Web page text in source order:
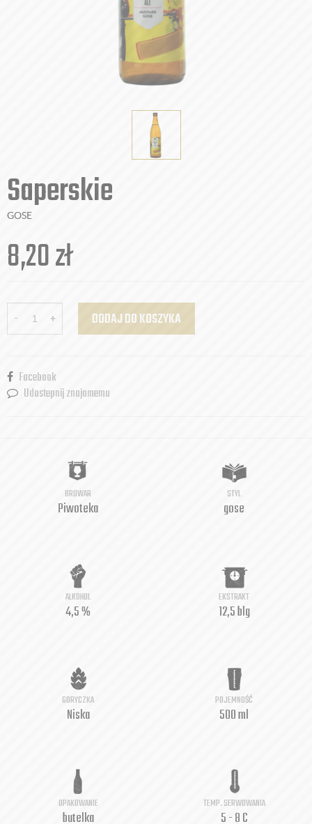
Saperskie
GOSE
8,20zł
- + DODAJ DO KOSZYKA
Facebook
Udostepnij znajomemu
BROWAR
Piwoteka
STYL
gose
ALKOHOL
4,5 %
EKSTRAKT
12,5 blg
GORYCZKA
Niska
POJEMNOŚĆ
500 ml
OPAKOWANIE
butelka
TEMP. SERWOWANIA
5 - 8 C